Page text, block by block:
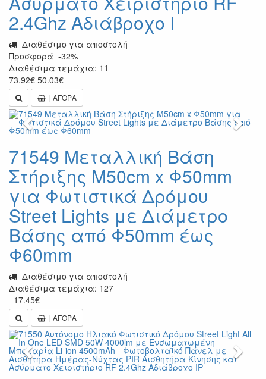
2.4Ghz Αδιάβροχο I
Διαθέσιμο για αποστολή
Προσφορά -32%
Διαθέσιμα τεμάχια: 11
73.92€ 50.03€
ΑΓΟΡΑ
Previous Next
71549 Μεταλλική Βάση
Στήριξης M50cm x Φ50mm
για Φωτιστικά Δρόμου
Street Lights με Διάμετρο
Βάσης από Φ50mm έως
Φ60mm
Διαθέσιμο για αποστολή
Διαθέσιμα τεμάχια: 127
17.45€
ΑΓΟΡΑ
Previous Next